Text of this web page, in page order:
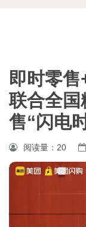
即时零
联合全国
售“闪电
阅读量： 20